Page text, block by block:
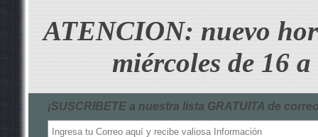
ATENCION: nuevo
miércoles de 16
¡SUSCRIBETE a nuestra lista GRATUITA de